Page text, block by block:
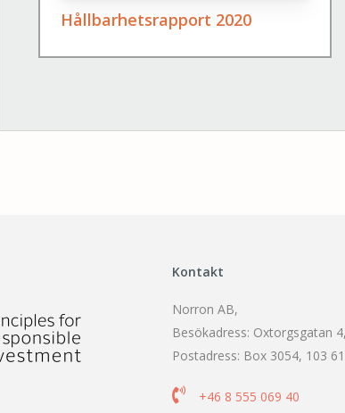
Hållbarhetsrapport 2020
Kontakt
Norron AB,
Besökadress: Oxtorgsgatan
Postadress: Box 3054, 103
 +46 8 555 069 40